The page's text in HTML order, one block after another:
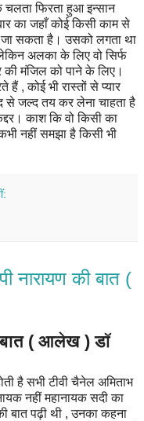
फिरता हुआ इन्सान
का जहाँ कोई किसी काम से
जा सकता है। उसको लगता था
अलका के लिए वो सिर्फ
की मंजिल को पाने के लिए।
, कोई भी रास्तों से प्यार
से जल्द तय कर लेना चाहता है
काश कि वो किसी का
नहीं समझा है किसी भी
नारायण की बात (
( आलेख ) डॉ
है सभी टीवी चैनेल अमिताभ
नहीं महानायक सदी का
बात पढ़ी थी , उनका कहना